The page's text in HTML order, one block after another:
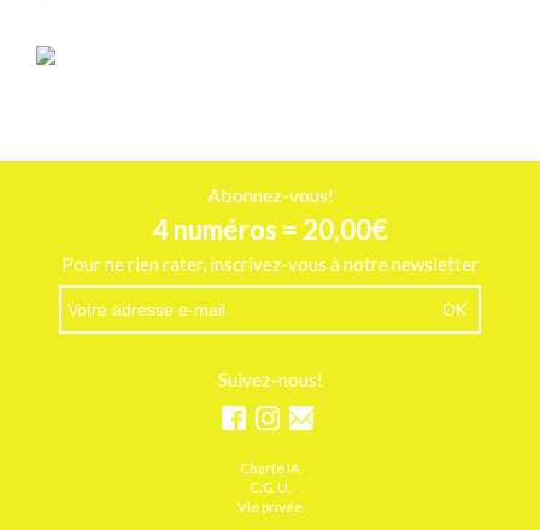
Abonnez-vous!
4 numéros = 20,00€
Pour ne rien rater, inscrivez-vous à notre newsletter
Suivez-nous!
Charte IA
C.G.U.
Vie privée